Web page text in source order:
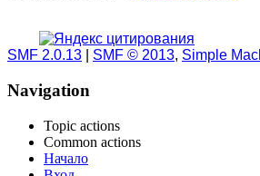
SMF 2.0.13 SMF © 2013, Simple
Navigation
Topic actions
Common actions
Начало